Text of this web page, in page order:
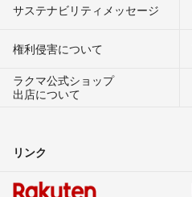
サステナビリティメッセージ
権利侵害について
ラクマ公式ショップ
出店について
リンク